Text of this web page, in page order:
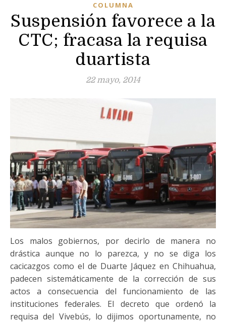
COLUMNA
Suspensión favorece a la
CTC; fracasa la requisa
duartista
22 mayo, 2014
Los malos gobiernos, por decirlo de manera no
drástica aunque no lo parezca, y no se diga los
cacicazgos como el de Duarte Jáquez en Chihuahua,
padecen sistemáticamente de la corrección de sus
actos a consecuencia del funcionamiento de las
instituciones federales. El decreto que ordenó la
requisa del Vivebús, lo dijimos oportunamente, no